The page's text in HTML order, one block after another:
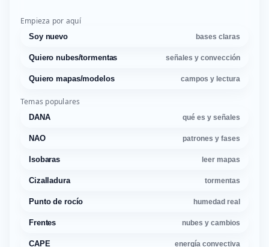
Empieza por aquí
Soy nuevo bases claras
Quiero nubes/tormentas señales y convección
Quiero mapas/modelos campos y lectura
Temas populares
DANA qué es y señales
NAO patrones y fases
Isobaras leer mapas
Cizalladura tormentas
Punto de rocío humedad real
Frentes nubes y cambios
CAPE energía convectiva